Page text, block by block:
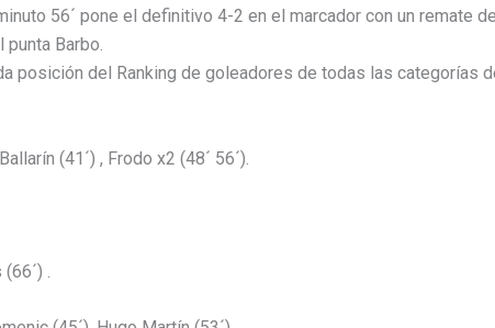
56´ pone el definitivo 4-2 en el marcador con un remate
Barbo.
posición del Ranking de goleadores de todas las categorías
(41´) , Frodo x2 (48´ 56´).
.